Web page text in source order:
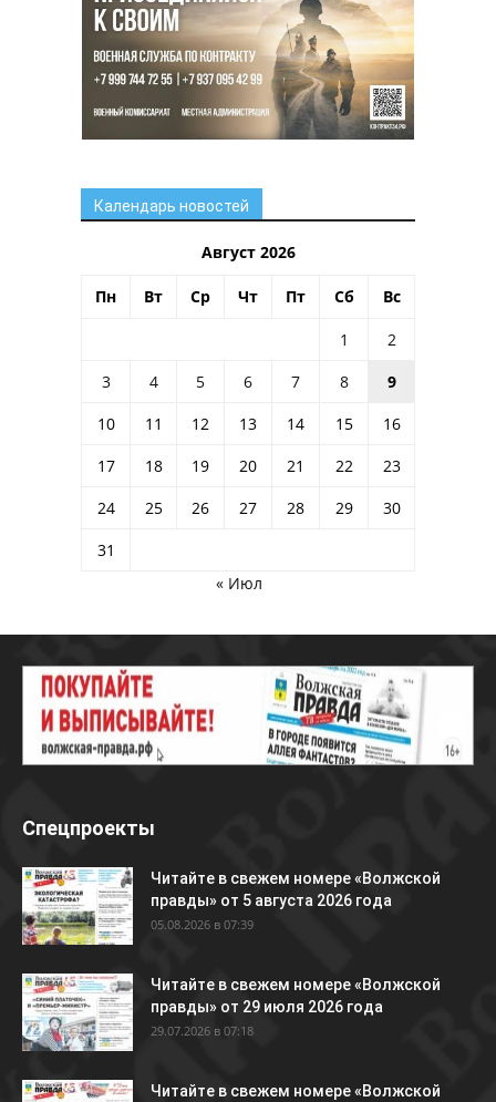
Календарь новостей
Август 2026
Пн Вт Ср Чт Пт Сб Вс
1
2
3
4 5 6 7 8
9
10
11 12 13 14 15
16
17
18 19 20 21 22
23
24
25 26 27 28 29
30
31
« Июл
Спецпроекты
Читайте в свежем номере «Волжской
правды» от 5 августа 2026 года
05.08.2026 в 07:39
Читайте в свежем номере «Волжской
правды» от 29 июля 2026 года
29.07.2026 в 07:18
Читайте в свежем номере «Волжской